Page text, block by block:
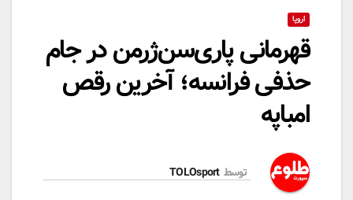
اروپا
قهرمانی پاری‌سن‌ژرمن در جام
حذفی فرانسه؛ آخرین رقص
امباپه
توسط TOLOsport